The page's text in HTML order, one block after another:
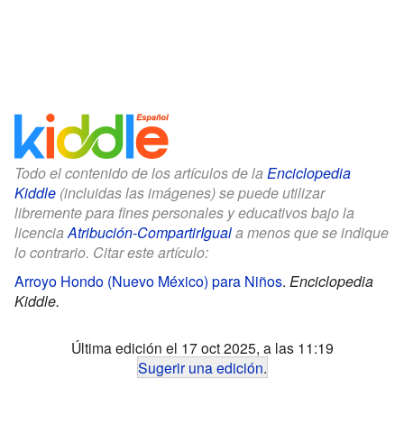
Todo el contenido de los artículos de la Enciclopedia
Kiddle (incluidas las imágenes) se puede utilizar
libremente para fines personales y educativos bajo la
licenciaAtribución-CompartirIguala menos que se indique
lo contrario. Citar este artículo:
Arroyo Hondo (Nuevo México) para Niños. Enciclopedia
Kiddle.
Última edición el 17 oct 2025, a las 11:19
Sugerir una edición.